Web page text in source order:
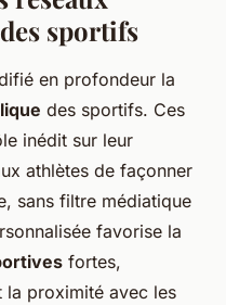
sportifs
en profondeur la
des sportifs. Ces
inédit sur leur
athlètes de façonner
sans filtre médiatique
favorise la
fortes,
la proximité avec les